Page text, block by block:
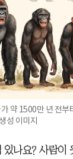
약 1500만 년 전부
성 이미지
나요? 사람이